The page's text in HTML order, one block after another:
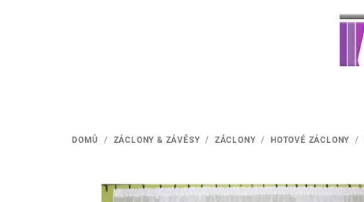
DOMŮ / ZÁCLONY & ZÁVĚSY / ZÁCLONY / HOTOVÉ ZÁCLONY /